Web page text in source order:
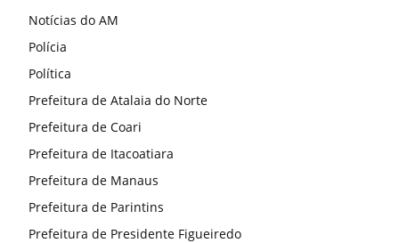
Notícias do AM
Polícia
Política
Prefeitura de Atalaia do Norte
Prefeitura de Coari
Prefeitura de Itacoatiara
Prefeitura de Manaus
Prefeitura de Parintins
Prefeitura de Presidente Figueiredo